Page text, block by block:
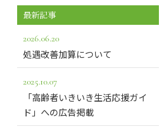
最新記事
2026.06.20
処遇改善加算について
2025.10.07
「高齢者いきいき生活応援ガイ
ド」への広告掲載